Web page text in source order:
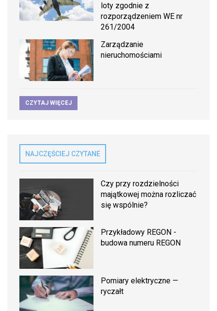
loty zgodnie z
rozporządzeniem WE nr
261/2004
Zarządzanie
nieruchomościami
CZYTAJ WIĘCEJ
NAJCZĘŚCIEJ CZYTANE
Czy przy rozdzielności
majątkowej można rozliczać
się wspólnie?
Przykładowy REGON -
budowa numeru REGON
Pomiary elektryczne —
ryczałt